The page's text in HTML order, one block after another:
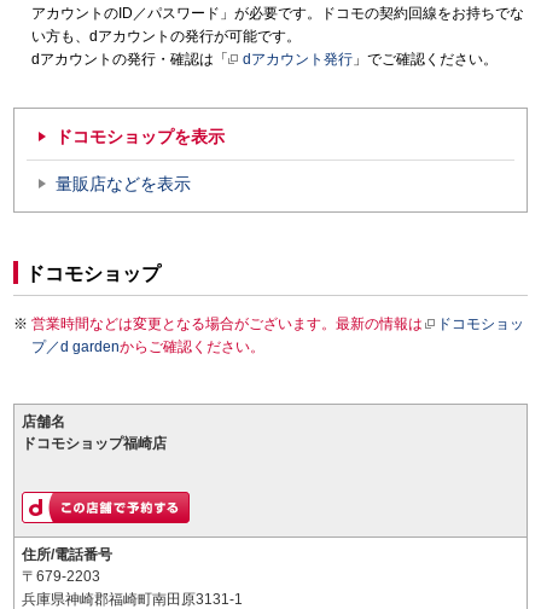
アカウントのID／パスワード」が必要です。ドコモの契約回線をお持ちでな
い方も、dアカウントの発行が可能です。
dアカウントの発行・確認は「
dアカウント発行 」でご確認ください。
ドコモショップを表示
量販店などを表示
ドコモショップ
営業時間などは変更となる場合がございます。最新の情報は
ドコモショッ
プ／d gardenからご確認ください。
店舗名
ドコモショップ福崎店
住所/電話番号
〒679-2203
兵庫県神崎郡福崎町南田原3131-1